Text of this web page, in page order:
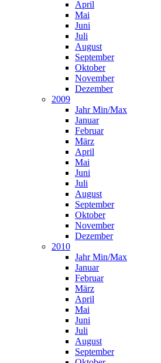
April
Mai
Juni
Juli
August
September
Oktober
November
Dezember
2009
Jahr Min/Max
Januar
Februar
März
April
Mai
Juni
Juli
August
September
Oktober
November
Dezember
2010
Jahr Min/Max
Januar
Februar
März
April
Mai
Juni
Juli
August
September